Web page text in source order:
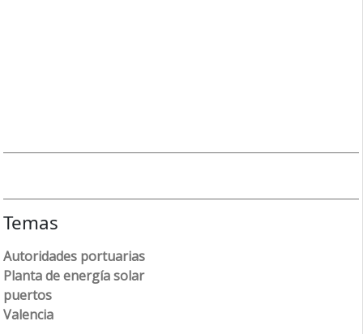
Temas
Autoridades portuarias
Planta de energía solar
puertos
Valencia